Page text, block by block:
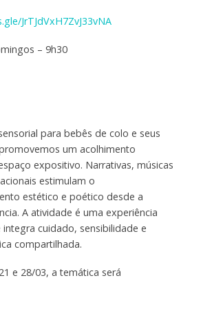
JrTJdVxH7ZvJ33vNA
– 9h30
para bebês de colo e seus
um acolhimento
expositivo. Narrativas, músicas
estimulam o
estético e poético desde a
A atividade é uma experiência
cuidado, sensibilidade e
compartilhada.
e 28/03, a temática será